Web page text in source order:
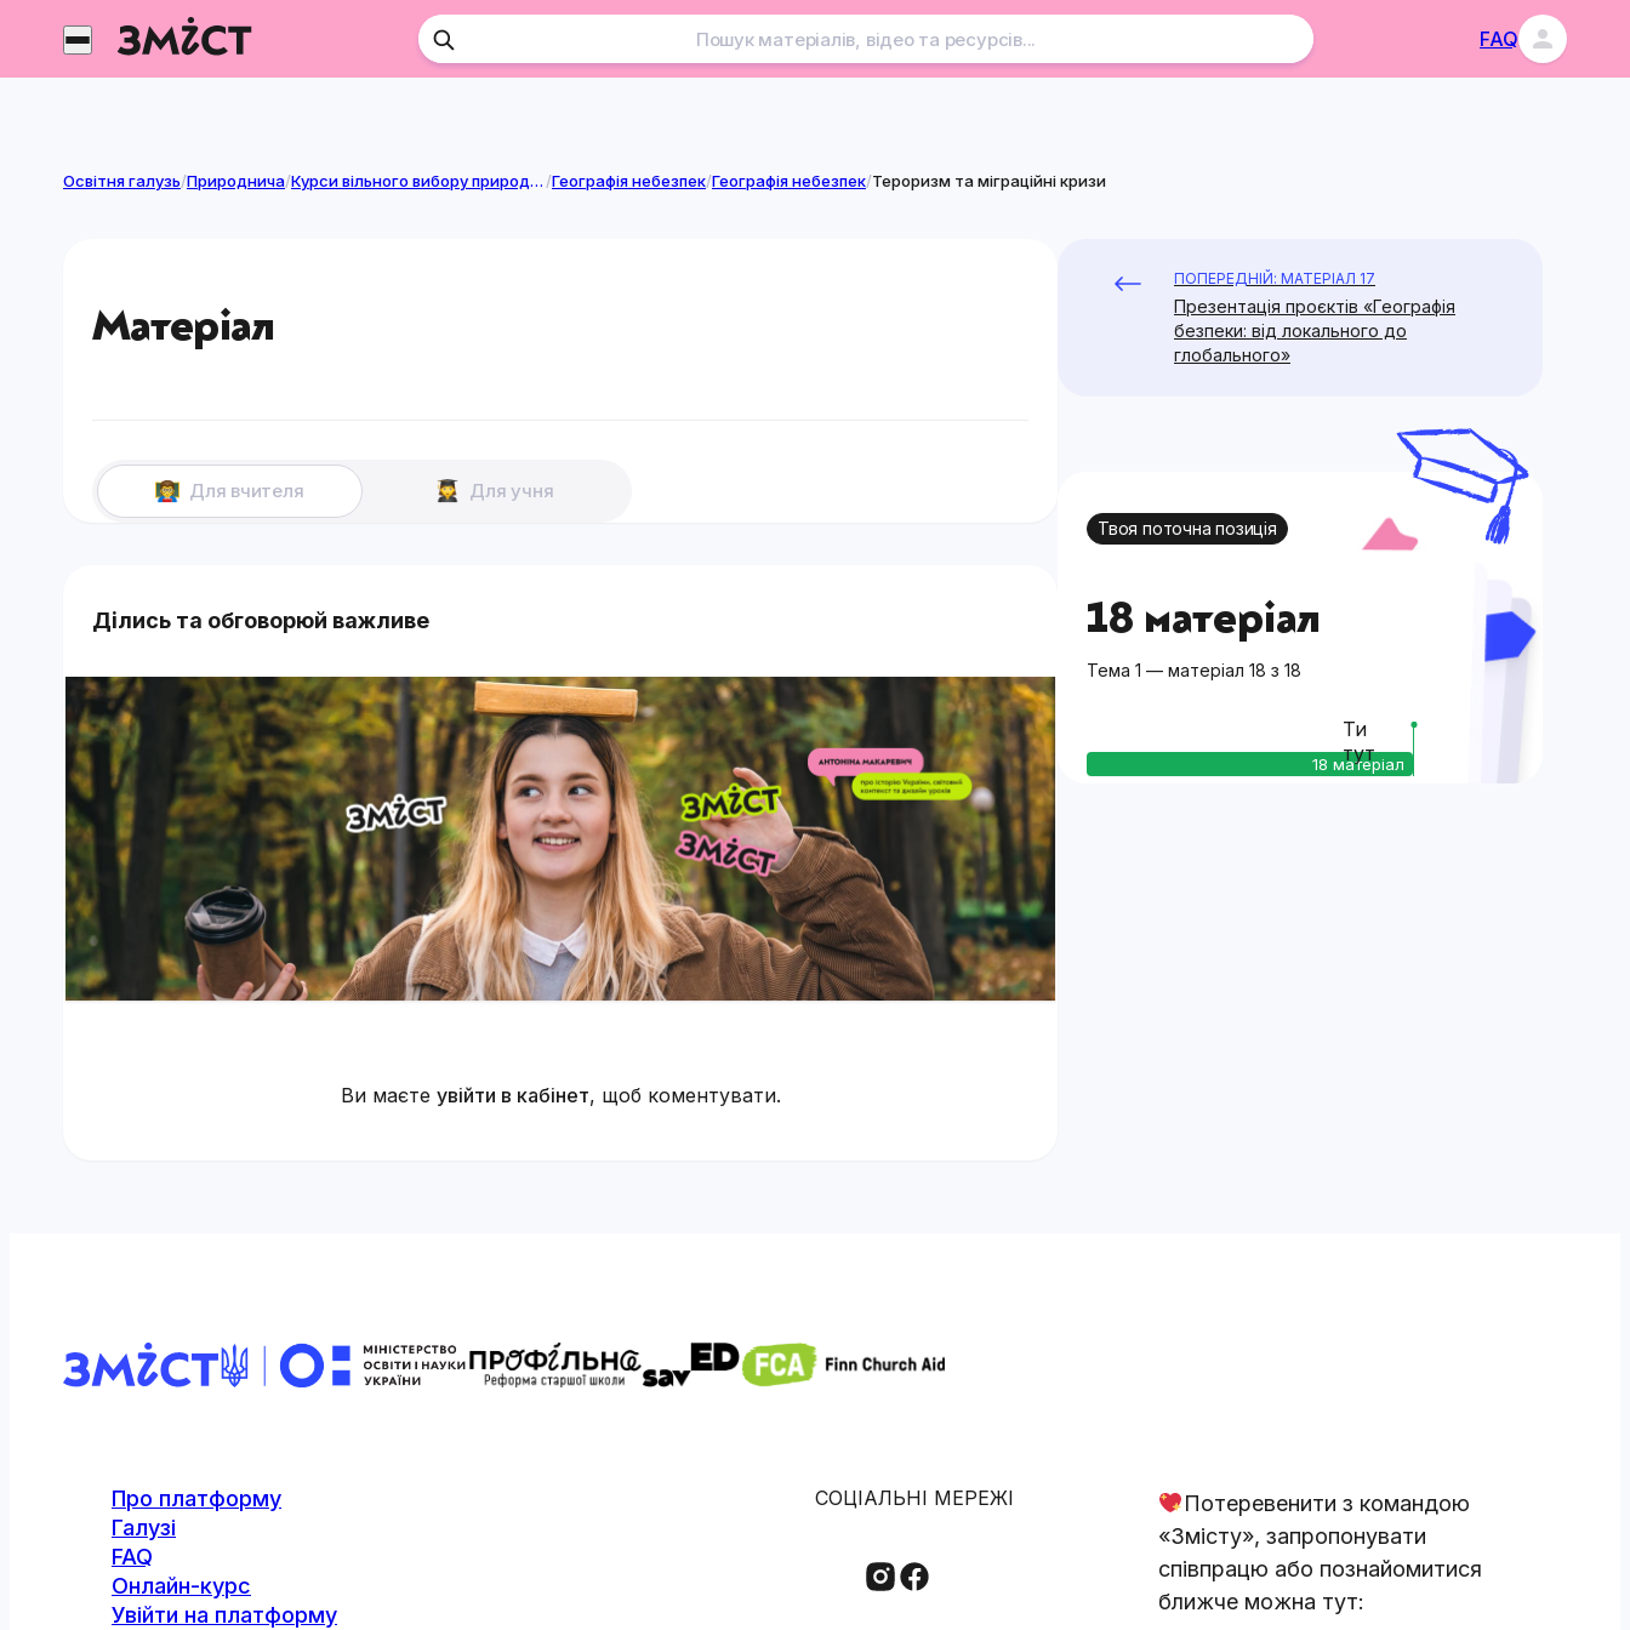
Перейти
FAQ
Освітня галузь/Природнича/ Курси вільного вибору природничої /Географія небезпек/Географія небезпек/Тероризм та міграційні кризи
Матеріал
Для вчителя Для учня
Ділись та обговорюй важливе
Ви маєте увійти в кабінет, щоб коментувати.
ПОПЕРЕДНІЙ: МАТЕРІАЛ 17
Презентація проєктів «Географія
безпеки: від локального до
глобального»
Твоя поточна позиція
18 матеріал
Тема 1 — матеріал 18 з 18
18 матеріал
Ти
тут
Про платформу
Галузі
FAQ
Онлайн-курс
Увійти на платформу
СОЦІАЛЬНІ МЕРЕЖІ
Потеревенити з командою
«Змісту», запропонувати
співпрацю або познайомитися
ближче можна тут: